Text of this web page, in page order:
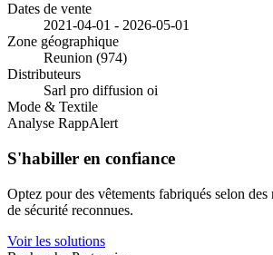
Dates de vente
2021-04-01 - 2026-05-01
Zone géographique
Reunion (974)
Distributeurs
Sarl pro diffusion oi
Mode & Textile
Analyse RappAlert
S'habiller en confiance
Optez pour des vêtements fabriqués selon des
de sécurité reconnues.
Voir les solutions